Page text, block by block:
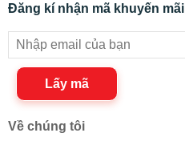
Đăng kí nhận mã khuyến mãi
Lấy mã
Về chúng tôi